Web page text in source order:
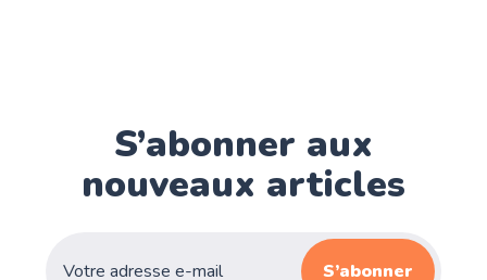
S’abonner aux
nouveaux articles
S’abonner